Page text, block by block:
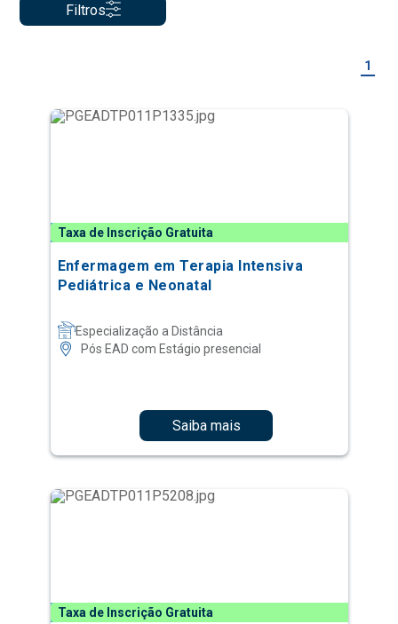
Filtros
1
Taxa de Inscrição Gratuita
Enfermagem em Terapia Intensiva
Pediátrica e Neonatal
Especialização a Distância
Pós EAD com Estágio presencial
Saiba mais
Taxa de Inscrição Gratuita